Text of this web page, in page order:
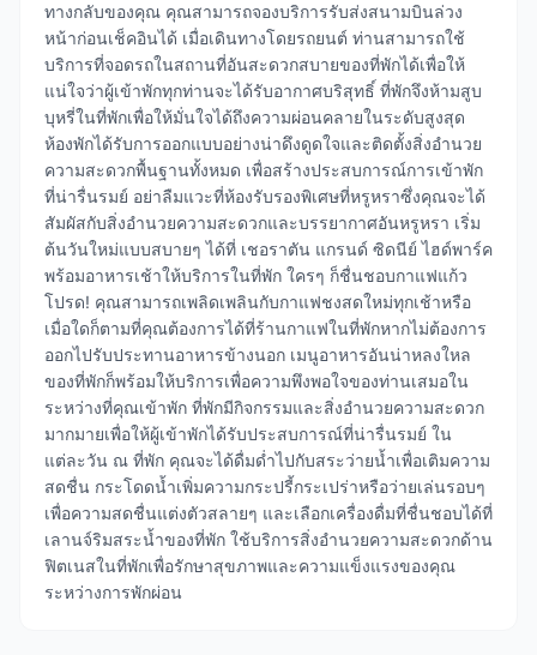
ทางกลับของคุณ คุณสามารถจองบริการรับส่งสนามบินล่วง
หน้าก่อนเช็คอินได้ เมื่อเดินทางโดยรถยนต์ ท่านสามารถใช้
บริการที่จอดรถในสถานที่อันสะดวกสบายของที่พักได้เพื่อให้
แน่ใจว่าผู้เข้าพักทุกท่านจะได้รับอากาศบริสุทธิ์ ที่พักจึงห้ามสูบ
บุหรี่ในที่พักเพื่อให้มั่นใจได้ถึงความผ่อนคลายในระดับสูงสุด
ห้องพักได้รับการออกแบบอย่างน่าดึงดูดใจและติดตั้งสิ่งอำนวย
ความสะดวกพื้นฐานทั้งหมด เพื่อสร้างประสบการณ์การเข้าพัก
ที่น่ารื่นรมย์ อย่าลืมแวะที่ห้องรับรองพิเศษที่หรูหราซึ่งคุณจะได้
สัมผัสกับสิ่งอำนวยความสะดวกและบรรยากาศอันหรูหรา เริ่ม
ต้นวันใหม่แบบสบายๆ ได้ที่ เชอราตัน แกรนด์ ซิดนีย์ ไฮด์พาร์ค
พร้อมอาหารเช้าให้บริการในที่พัก ใครๆ ก็ชื่นชอบกาแฟแก้ว
โปรด! คุณสามารถเพลิดเพลินกับกาแฟชงสดใหม่ทุกเช้าหรือ
เมื่อใดก็ตามที่คุณต้องการได้ที่ร้านกาแฟในที่พักหากไม่ต้องการ
ออกไปรับประทานอาหารข้างนอก เมนูอาหารอันน่าหลงใหล
ของที่พักก็พร้อมให้บริการเพื่อความพึงพอใจของท่านเสมอใน
ระหว่างที่คุณเข้าพัก ที่พักมีกิจกรรมและสิ่งอำนวยความสะดวก
มากมายเพื่อให้ผู้เข้าพักได้รับประสบการณ์ที่น่ารื่นรมย์ ใน
แต่ละวัน ณ ที่พัก คุณจะได้ดื่มด่ำไปกับสระว่ายน้ำเพื่อเติมความ
สดชื่น กระโดดน้ำเพิ่มความกระปรี้กระเปร่าหรือว่ายเล่นรอบๆ
เพื่อความสดชื่นแต่งตัวสลายๆ และเลือกเครื่องดื่มที่ชื่นชอบได้ที่
เลานจ์ริมสระน้ำของที่พัก ใช้บริการสิ่งอำนวยความสะดวกด้าน
ฟิตเนสในที่พักเพื่อรักษาสุขภาพและความแข็งแรงของคุณ
ระหว่างการพักผ่อน